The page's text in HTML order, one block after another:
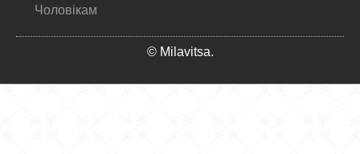
Чоловікам
© Milavitsa.